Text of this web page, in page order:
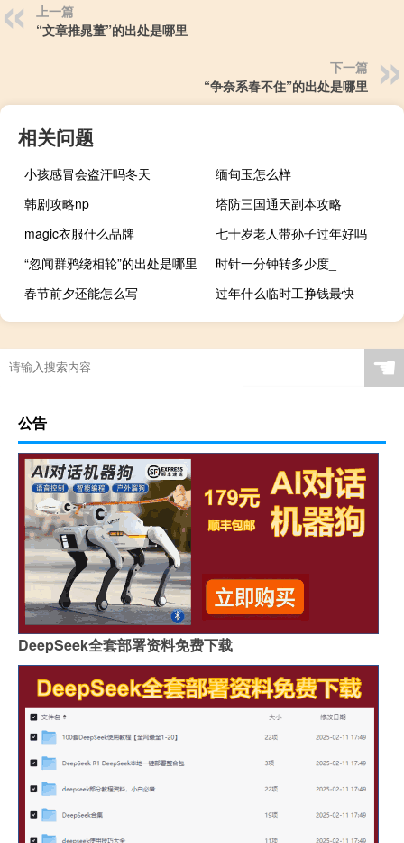
上一篇
“文章推晁董”的出处是哪里
下一篇
“争奈系春不住”的出处是哪里
相关问题
小孩感冒会盗汗吗冬天
缅甸玉怎么样
韩剧攻略np
塔防三国通天副本攻略
magic衣服什么品牌
七十岁老人带孙子过年好吗
“忽闻群鸦绕相轮”的出处是哪里
时针一分钟转多少度_
春节前夕还能怎么写
过年什么临时工挣钱最快
☚
公告
DeepSeek全套部署资料免费下载